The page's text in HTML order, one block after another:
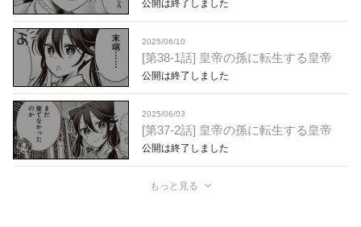
公開は終了しました
2025/06/10
[第38-1話] 皇帝の孫に転生する皇帝
公開は終了しました
2025/06/03
[第37-2話] 皇帝の孫に転生する皇帝
公開は終了しました
もっと見る